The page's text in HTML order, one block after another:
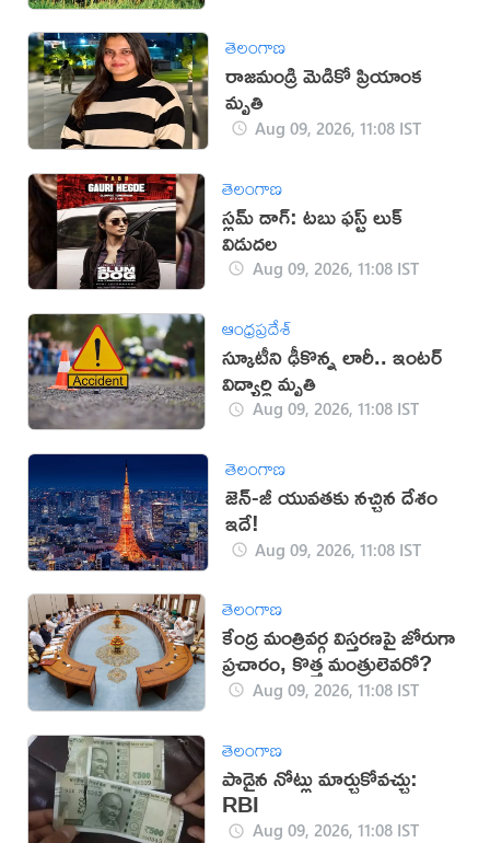
తెలంగాణ
రాజమండ్రి మెడికో ప్రియాంక
మృతి
Aug 09, 2026, 11:08 IST
తెలంగాణ
స్లమ్ డాగ్: టబు ఫస్ట్ లుక్
విడుదల
Aug 09, 2026, 11:08 IST
ఆంధ్రప్రదేశ్
స్కూటీని ఢీకొన్న లారీ.. ఇంటర్‌
విద్యార్థి మృతి
Aug 09, 2026, 11:08 IST
తెలంగాణ
జెన్-జీ యువతకు నచ్చిన దేశం
ఇదే!
Aug 09, 2026, 11:08 IST
తెలంగాణ
కేంద్ర మంత్రివర్గ విస్తరణపై జోరుగా
ప్రచారం, కొత్త మంత్రులెవరో?
Aug 09, 2026, 11:08 IST
తెలంగాణ
పాడైన నోట్లు మార్చుకోవచ్చు:
RBI
Aug 09, 2026, 11:08 IST